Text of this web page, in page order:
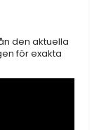
den aktuella
för exakta